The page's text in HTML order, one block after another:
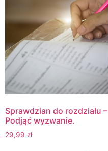
Sprawdzian do rozdziału –
Podjąć wyzwanie.
29,99 zł